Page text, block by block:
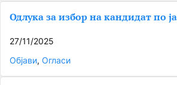
Одлука за избор на кандидат по
27/11/2025
Објави, Огласи